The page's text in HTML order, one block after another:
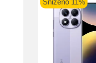
Sniženo 11%